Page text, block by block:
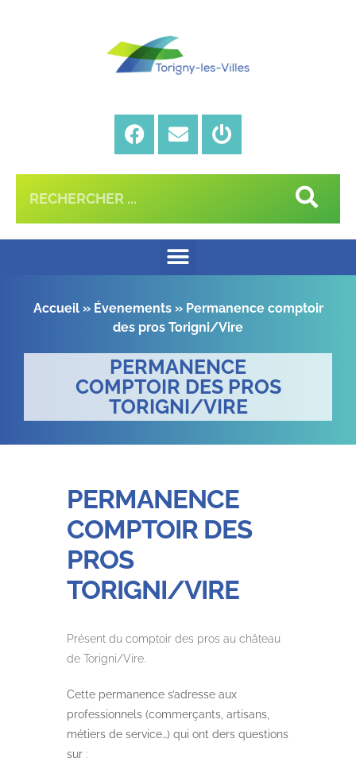
Accueil» Évenements» Permanence comptoir
des pros Torigni/Vire
PERMANENCE
COMPTOIR DES PROS
TORIGNI/VIRE
PERMANENCE
COMPTOIR DES
PROS
TORIGNI/VIRE
Présent du comptoir des pros au château
de Torigni/Vire.
Cette permanence s’adresse aux
professionnels (commerçants, artisans,
métiers de service…) qui ont ders questions
sur :